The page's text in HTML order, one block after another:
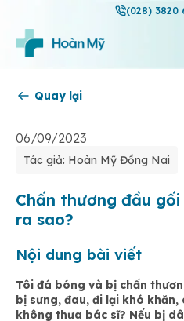
(028) 3820
Hạnh
Quay lại
06/09/2023
Tác giả: Hoàn Mỹ Đồng Nai
Chấn thương đầu
ra sao?
Nội dung bài viết
Tôi đá bóng và bị chấn
bị sưng, đau, đi lại khó
không thưa bác sĩ? Nếu bị